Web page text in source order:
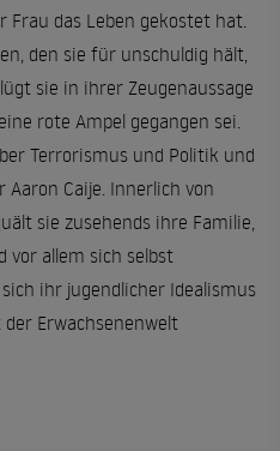
Frau das Leben gekostet hat.
den sie für unschuldig hält,
sie in ihrer Zeugenaussage
rote Ampel gegangen sei.
Terrorismus und Politik und
Caije. Innerlich von
sie zusehends ihre Familie,
vor allem sich selbst
ihr jugendlicher Idealismus
Erwachsenenwelt